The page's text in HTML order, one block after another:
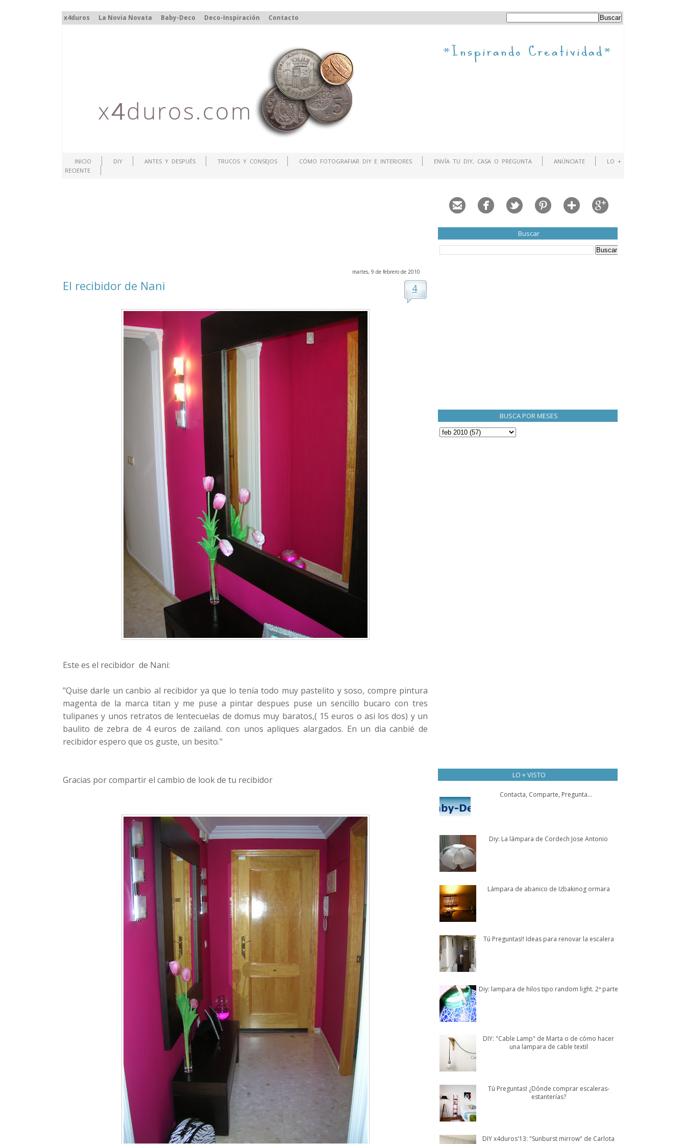
x4duros La Novia Novata Baby-Deco Deco-Inspiración Contacto
INICIO DIY ANTES Y DESPUÉS TRUCOS Y CONSEJOS CÓMO FOTOGRAFIAR DIY E INTERIORES ENVÍA TU DIY, CASA O PREGUNTA ANÚNCIATE
LO +
RECIENTE
martes, 9 de febrero de 2010
4
El recibidor de Nani
Este es el recibidor de Nani:
"Quise darle un canbio al recibidor ya que lo tenía todo muy pastelito y soso, compre pintura
magenta de la marca titan y me puse a pintar despues puse un sencillo bucaro con tres
tulipanes y unos retratos de lentecuelas de domus muy baratos,( 15 euros o asi los dos) y un
baulito de zebra de 4 euros de zailand. con unos apliques alargados. En un dia canbié de
recibidor espero que os guste, un besito."
Gracias por compartir el cambio de look de tu recibidor
Buscar
BUSCA POR MESES
LO + VISTO
Contacta, Comparte, Pregunta...
Diy: La lámpara de Cordech Jose Antonio
Lámpara de abanico de Izbakinog ormara
Tú Preguntas!! Ideas para renovar la escalera
Diy: lampara de hilos tipo random light. 2ª parte
DIY: "Cable Lamp" de Marta o de cómo hacer
una lampara de cable textil
Tú Preguntas! ¿Dónde comprar escaleras-
estanterías?
DIY x4duros'13: "Sunburst mirrow" de Carlota